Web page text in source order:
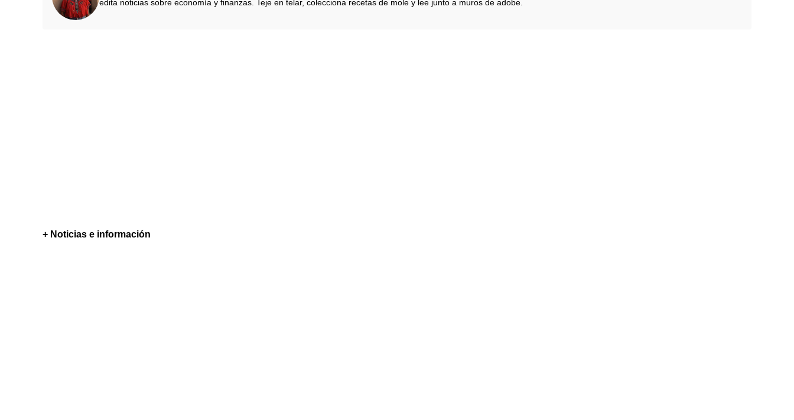
edita noticias sobre economía y finanzas. Teje en telar, colecciona recetas de mole y lee junto a muros de adobe.
+ Noticias e información